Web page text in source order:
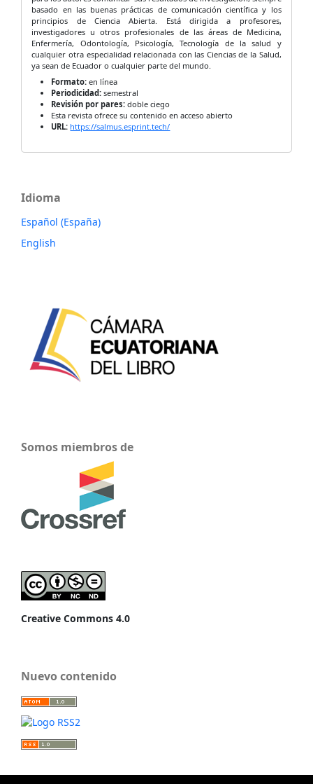
basado en las buenas prácticas de comunicación científica y los
principios de Ciencia Abierta. Está dirigida a profesores,
investigadores u otros profesionales de las áreas de Medicina,
Enfermería, Odontología, Psicología, Tecnología de la salud y
cualquier otra especialidad relacionada con las Ciencias de la Salud,
ya sean de Ecuador o cualquier parte del mundo.
Formato: en línea
Periodicidad: semestral
Revisión por pares: doble ciego
Esta revista ofrece su contenido en acceso abierto
URL: https://salmus.esprint.tech/
Idioma
Español (España)
English
Somos miembros de
Creative Commons 4.0
Nuevo contenido